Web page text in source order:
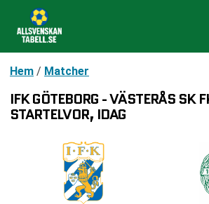
Hem / Matcher
IFK GÖTEBORG - VÄSTERÅS SK
STARTELVOR, IDAG